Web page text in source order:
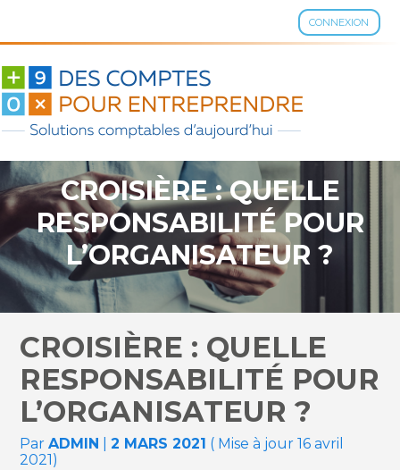
CONNEXION
Aller
contenu
CROISIÈRE : QUELLE
RESPONSABILITÉ POUR
L’ORGANISATEUR ?
CROISIÈRE : QUELLE
RESPONSABILITÉ POUR
L’ORGANISATEUR ?
ParADMIN |2 MARS 2021 ( Mise à jour 16 avril
2021)